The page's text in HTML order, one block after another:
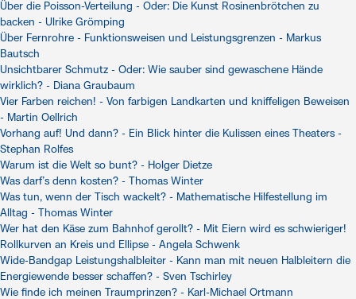
Über die Poisson-Verteilung - Oder: Die Kunst Rosinenbrötchen zu
backen - Ulrike Grömping
Über Fernrohre - Funktionsweisen und Leistungsgrenzen - Markus
Bautsch
Unsichtbarer Schmutz - Oder: Wie sauber sind gewaschene Hände
wirklich? - Diana Graubaum
Vier Farben reichen! - Von farbigen Landkarten und kniffeligen Beweisen
- Martin Oellrich
Vorhang auf! Und dann? - Ein Blick hinter die Kulissen eines Theaters -
Stephan Rolfes
Warum ist die Welt so bunt? - Holger Dietze
Was darf’s denn kosten? - Thomas Winter
Was tun, wenn der Tisch wackelt? - Mathematische Hilfestellung im
Alltag - Thomas Winter
Wer hat den Käse zum Bahnhof gerollt? - Mit Eiern wird es schwieriger!
Rollkurven an Kreis und Ellipse - Angela Schwenk
Wide-Bandgap Leistungshalbleiter - Kann man mit neuen Halbleitern die
Energiewende besser schaffen? - Sven Tschirley
Wie finde ich meinen Traumprinzen? - Karl-Michael Ortmann